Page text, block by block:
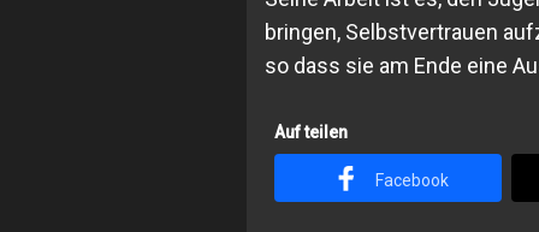
bringen, Selbstvertrauen
so dass sie am Ende eine
Auf teilen
Facebook